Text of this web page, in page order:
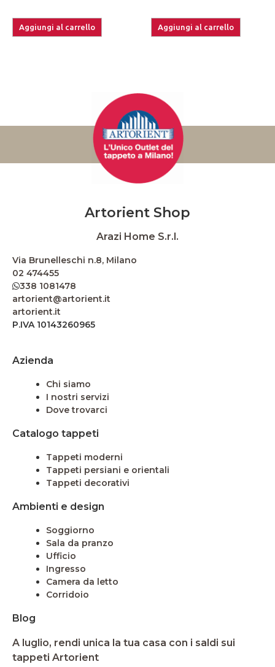
Aggiungi al carrello Aggiungi al carrello
Artorient Shop
Arazi Home S.r.l.
Via Brunelleschi n.8, Milano
02 474455
338 1081478
artorient@artorient.it
artorient.it
P.IVA 10143260965
Azienda
Chi siamo
I nostri servizi
Dove trovarci
Catalogo tappeti
Tappeti moderni
Tappeti persiani e orientali
Tappeti decorativi
Ambienti e design
Soggiorno
Sala da pranzo
Ufficio
Ingresso
Camera da letto
Corridoio
Blog
A luglio, rendi unica la tua casa con i saldi sui
tappeti Artorient